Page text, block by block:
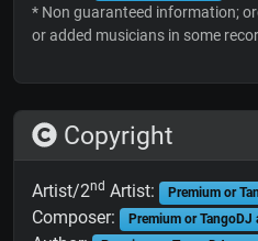
* Non guaranteed information;
or added musicians in some
Copyright
Artist/2nd Artist: Premium or
Composer: Premium or TangoDJ